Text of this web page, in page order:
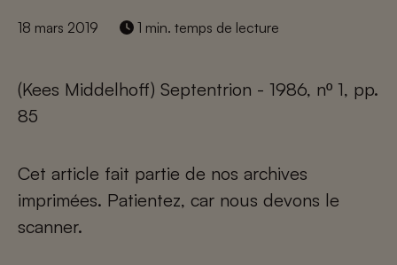
18 mars 2019 1 min. temps de lecture
(Kees Middelhoff) Septentrion - 1986, nº 1, pp.
85
Cet article fait partie de nos archives
imprimées. Patientez, car nous devons le
scanner.